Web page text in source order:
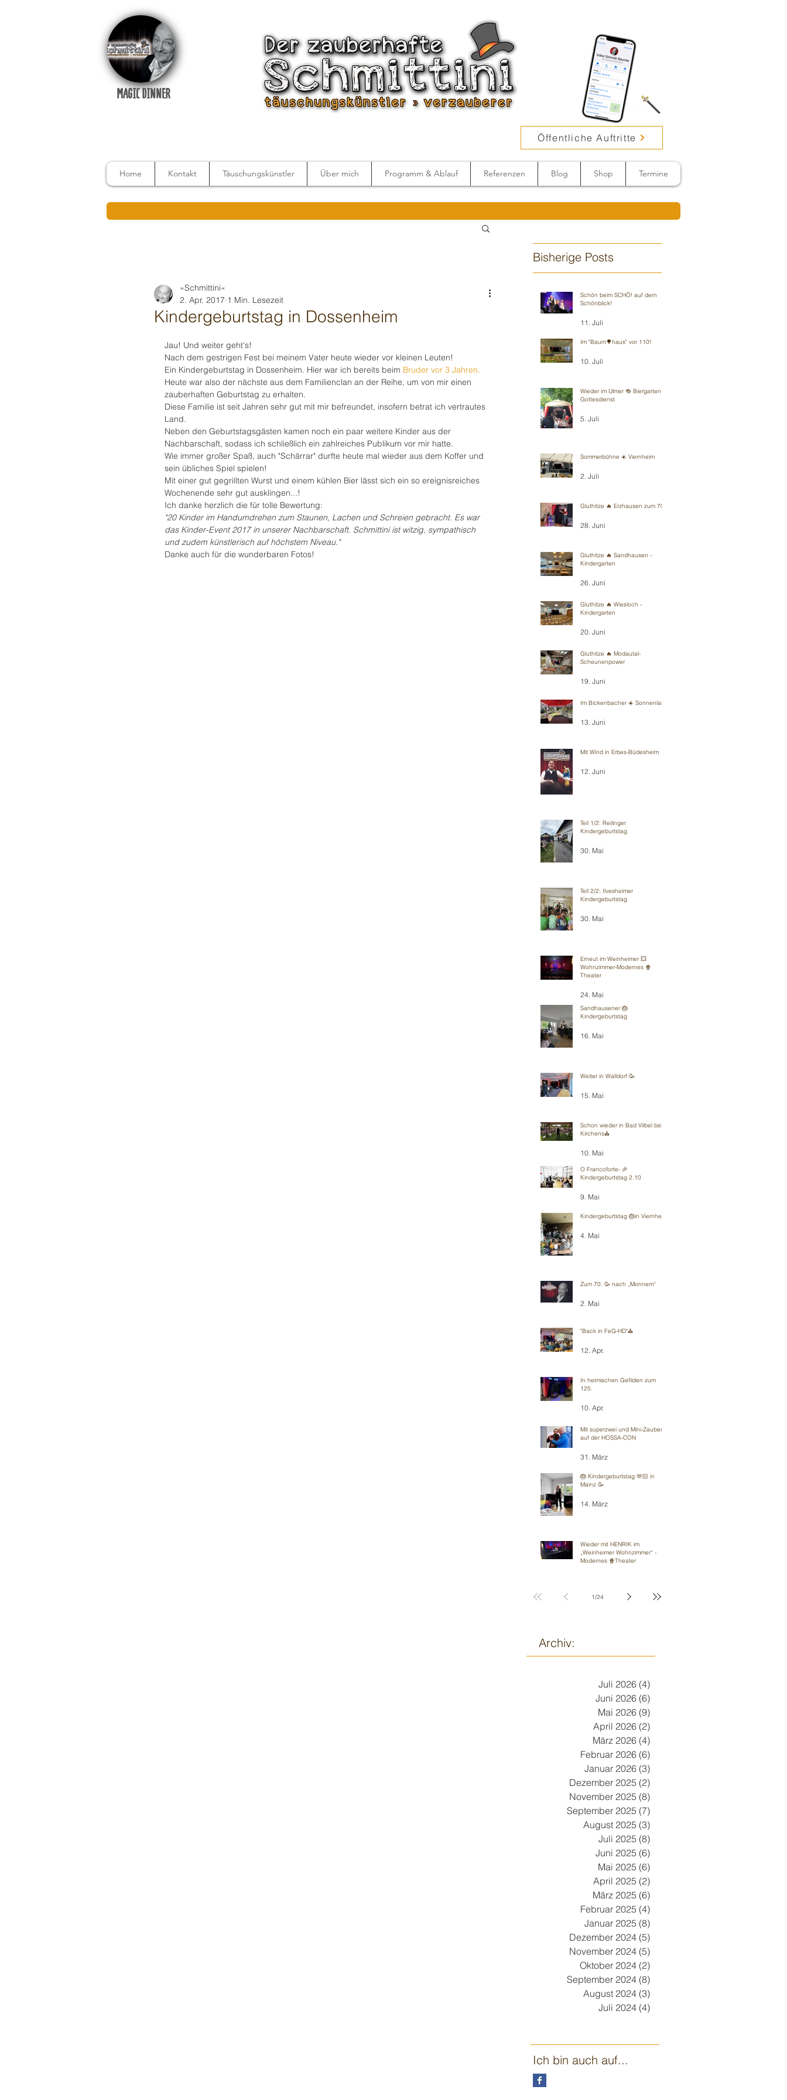
MAGIC DINNER
Öffentliche Auftritte
Home Kontakt Täuschungskünstler Über mich Programm & Ablauf Referenzen Blog Shop Termine
Kindergeburtstag in Dossenheim
»Schmittini«
2. Apr. 2017 1 Min. Lesezeit
Jau! Und weiter geht's!
Nach dem gestrigen Fest bei meinem Vater heute wieder vor kleinen Leuten!
Ein Kindergeburtstag in Dossenheim. Hier war ich bereits beim Bruder vor 3 Jahren.
Heute war also der nächste aus dem Familienclan an der Reihe, um von mir einen
zauberhaften Geburtstag zu erhalten.
Diese Familie ist seit Jahren sehr gut mit mir befreundet, insofern betrat ich vertrautes
Land.
Neben den Geburtstagsgästen kamen noch ein paar weitere Kinder aus der
Nachbarschaft, sodass ich schließlich ein zahlreiches Publikum vor mir hatte.
Wie immer großer Spaß, auch "Schärrar" durfte heute mal wieder aus dem Koffer und
sein übliches Spiel spielen!
Mit einer gut gegrillten Wurst und einem kühlen Bier lässt sich ein so ereignisreiches
Wochenende sehr gut ausklingen...!
Ich danke herzlich die für tolle Bewertung:
"20 Kinder im Handumdrehen zum Staunen, Lachen und Schreien gebracht. Es war
das Kinder-Event 2017 in unserer Nachbarschaft. Schmittini ist witzig, sympathisch
und zudem künstlerisch auf höchstem Niveau."
Danke auch für die wunderbaren Fotos!
Bisherige Posts
Schön beim SCHÖ! auf dem
Schönblick!
11. Juli
Im "Baum🌳haus" vor 110!
10. Juli
Wieder im Ulmer 🍻 Biergarten-
Gottesdienst
5. Juli
Sommerbühne ☀️ Viernheim
2. Juli
Gluthitze 🔥 Erzhausen zum 70.
28. Juni
Gluthitze 🔥 Sandhausen -
Kindergarten
26. Juni
Gluthitze 🔥 Wiesloch -
Kindergarten
20. Juni
Gluthitze 🔥 Modautal-
Scheunenpower
19. Juni
Im Bickenbacher ☀️ Sonnenland
13. Juni
Mit Wind in Erbes-Büdesheim
12. Juni
Teil 1/2: Reilinger
Kindergeburtstag
30. Mai
Teil 2/2: Ilvesheimer
Kindergeburtstag
30. Mai
Erneut im Weinheimer 💥
Wohnzimmer-Modernes 🍿
Theater
24. Mai
Sandhausener 🎂
Kindergeburtstag
16. Mai
Weiter in Walldorf 🥳
15. Mai
Schon wieder in Bad Vilbel bei
Kirchens⛪️
10. Mai
O Francoforte- 🎉
Kindergeburtstag 2.10
9. Mai
Kindergeburtstag 🎂in Viernheim
4. Mai
Zum 70. 🥳 nach „Monnem“
2. Mai
"Back in FeG-HD"⛪️
12. Apr.
In heimischen Gefilden zum
125.
10. Apr.
Mit superzwei und Mini-Zauberei
auf der HOSSA-CON
31. März
🎂 Kindergeburtstag 🫶🏻 in
Mainz 🥳
14. März
Wieder mit HENRIK im
„Weinheimer Wohnzimmer“ -
Modernes 🍿Theater
1/24
Archiv:
Juli 2026 (4)
Juni 2026 (6)
Mai 2026 (9)
April 2026 (2)
März 2026 (4)
Februar 2026 (6)
Januar 2026 (3)
Dezember 2025 (2)
November 2025 (8)
September 2025 (7)
August 2025 (3)
Juli 2025 (8)
Juni 2025 (6)
Mai 2025 (6)
April 2025 (2)
März 2025 (6)
Februar 2025 (4)
Januar 2025 (8)
Dezember 2024 (5)
November 2024 (5)
Oktober 2024 (2)
September 2024 (8)
August 2024 (3)
Juli 2024 (4)
Ich bin auch auf...